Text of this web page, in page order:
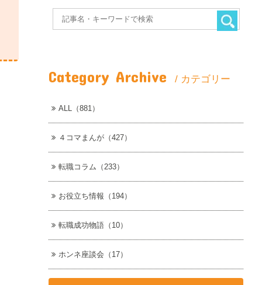
Category Archive / カテゴリー
ALL（881）
４コマまんが（427）
転職コラム（233）
お役立ち情報（194）
転職成功物語（10）
ホンネ座談会（17）